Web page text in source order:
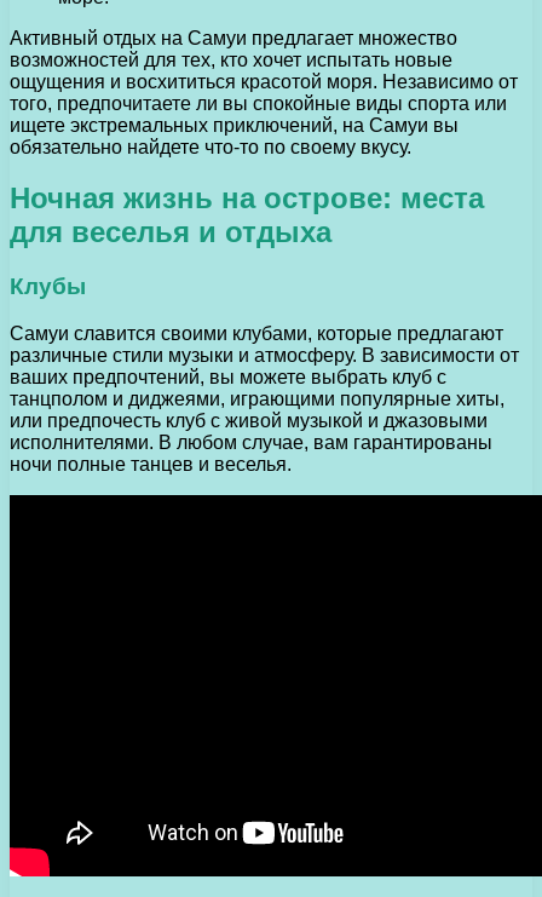
Активный отдых на Самуи предлагает множество
возможностей для тех, кто хочет испытать новые
ощущения и восхититься красотой моря. Независимо от
того, предпочитаете ли вы спокойные виды спорта или
ищете экстремальных приключений, на Самуи вы
обязательно найдете что-то по своему вкусу.
Ночная жизнь на острове: места
для веселья и отдыха
Клубы
Самуи славится своими клубами, которые предлагают
различные стили музыки и атмосферу. В зависимости от
ваших предпочтений, вы можете выбрать клуб с
танцполом и диджеями, играющими популярные хиты,
или предпочесть клуб с живой музыкой и джазовыми
исполнителями. В любом случае, вам гарантированы
ночи полные танцев и веселья.